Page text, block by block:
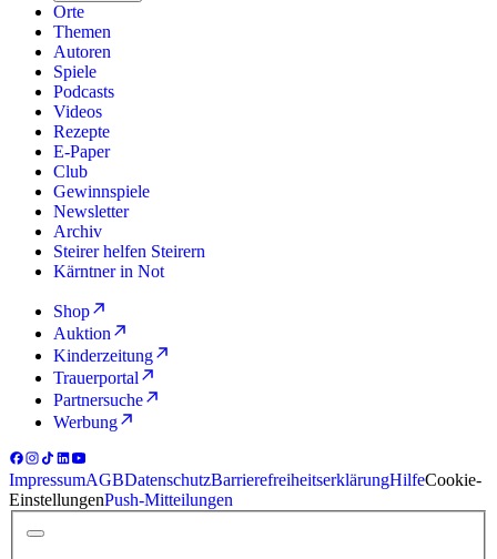
Orte
Themen
Autoren
Spiele
Podcasts
Videos
Rezepte
E-Paper
Club
Gewinnspiele
Newsletter
Archiv
Steirer helfen Steirern
Kärntner in Not
Shop
Auktion
Kinderzeitung
Trauerportal
Partnersuche
Werbung
ImpressumAGBDatenschutzBarrierefreiheitserklärungHilfeCookie-
EinstellungenPush-Mitteilungen